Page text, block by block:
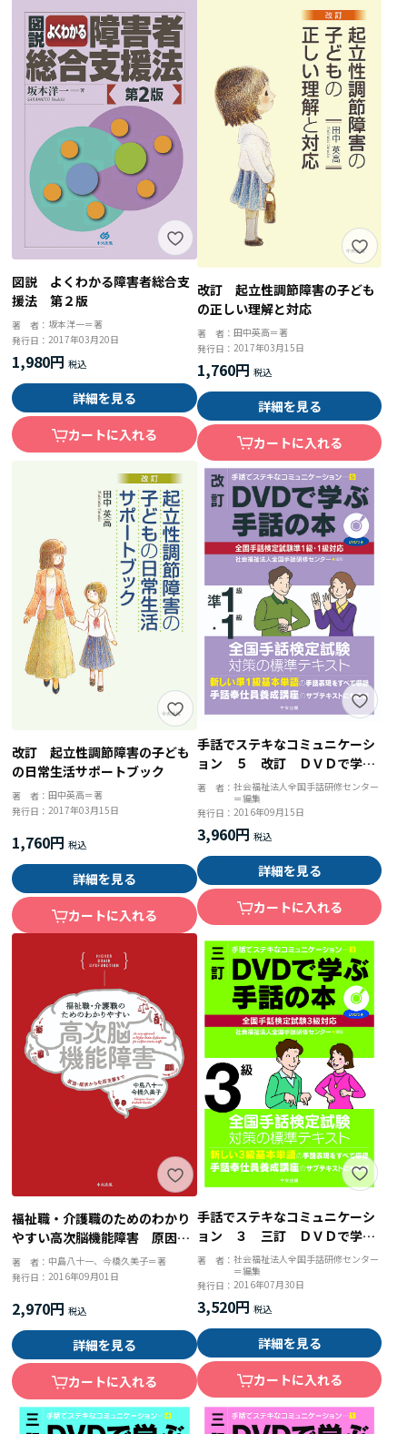
図説 よくわかる障害者総合支
援法 第２版
著 者： 坂本洋一＝著
発行日：2017年03月20日
1,980円
詳細を見る
カートに入れる
改訂 起立性調節障害の子ども
の正しい理解と対応
著 者： 田中英高＝著
発行日： 2017年03月15日
1,760円
詳細を見る
カートに入れる
改訂 起立性調節障害の子ども
の日常生活サポートブック
著 者：田中英高＝著
発行日：2017年03月15日
1,760円
詳細を見る
カートに入れる
手話でステキなコミュニケーシ
ョン ５ 改訂 ＤＶＤで学ぶ
手話の本 全国手話検定試験準
１級・１級対応
著 者： 社会福祉法人全国手話研修センター
＝編集
発行日： 2016年09月15日
3,960円
詳細を見る
カートに入れる
福祉職・介護職のためのわかり
やすい高次脳機能障害 原因・
症状から生活支援まで
著 者： 中島八十一、今橋久美子＝著
発行日：2016年09月01日
2,970円
詳細を見る
カートに入れる
手話でステキなコミュニケーシ
ョン ３ 三訂 ＤＶＤで学ぶ
手話の本 全国手話検定試験３
級対応
著 者： 社会福祉法人全国手話研修センター
＝編集
発行日： 2016年07月30日
3,520円
詳細を見る
カートに入れる